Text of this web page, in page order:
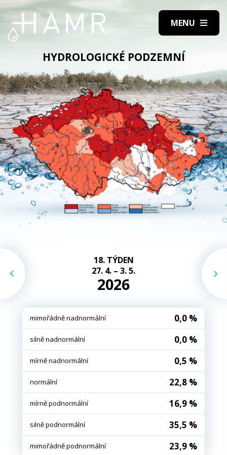
HYDROLOGICKÉ PODZEMNÍ
SUCHO
18. TÝDEN
27. 4. – 3. 5.
2026
mimořádně nadnormální 0,0 %
silně nadnormální 0,0 %
mírně nadnormální 0,5 %
normální 22,8 %
mírně podnormální 16,9 %
silně podnormální 35,5 %
mimořádně podnormální 23,9 %